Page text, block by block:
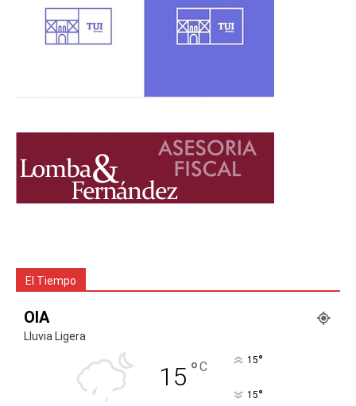
El Tiempo
OIA
Lluvia Ligera
15 °C 15°
15°